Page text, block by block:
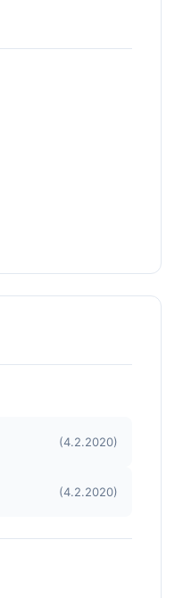
(4.2.2020)
(4.2.2020)